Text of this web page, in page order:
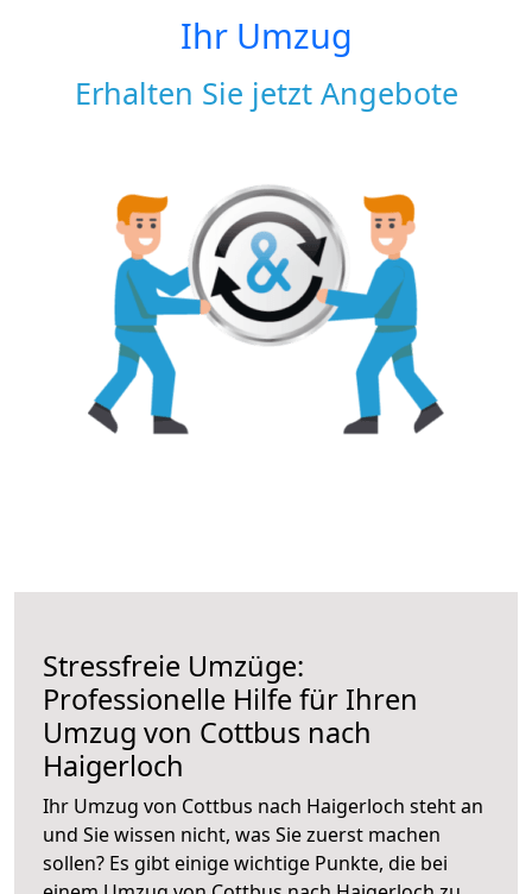
Ihr Umzug
Erhalten Sie jetzt Angebote
Stressfreie Umzüge:
Professionelle Hilfe für Ihren
Umzug von Cottbus nach
Haigerloch
Ihr Umzug von Cottbus nach Haigerloch steht an
und Sie wissen nicht, was Sie zuerst machen
sollen? Es gibt einige wichtige Punkte, die bei